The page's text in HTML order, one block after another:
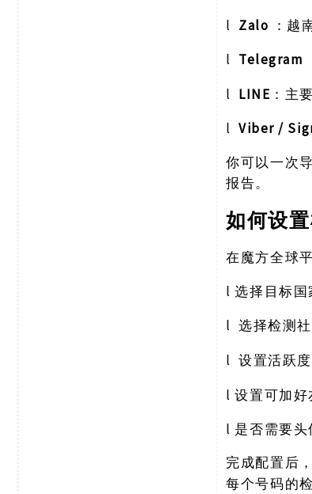
l Zalo ：越
l Telegram
l LINE ：主
l Viber /
你可以一次
报告。
如何设
在魔方全球
l选择目标国
l
选择检测
l
设置活跃
l设置可加好
l 是否需要
完成配置后
每个号码的